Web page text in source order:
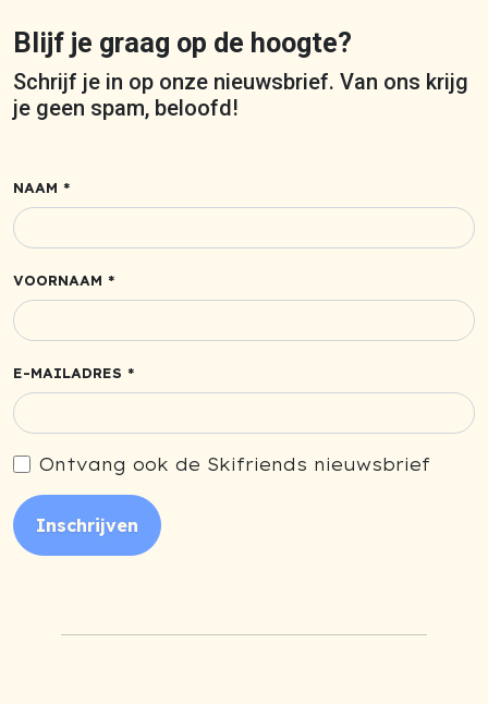
Blijf je graag op de hoogte?
Schrijf je in op onze nieuwsbrief. Van ons krijg
je geen spam, beloofd!
NAAM *
VOORNAAM *
E-MAILADRES *
Ontvang ook de Skifriends nieuwsbrief
Inschrijven